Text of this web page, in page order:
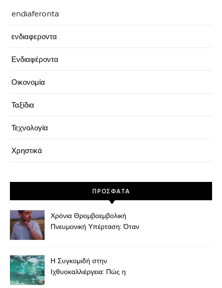
endiaferonta
ενδιαφεροντα
Ενδιαφέροντα
Οικονομία
Ταξίδια
Τεχνολογία
Χρηστικά
ΠΡΌΣΦΑΤΑ
Χρόνια Θρομβοεμβολική
Πνευμονική Υπέρταση: Όταν
Πρέπει να Θεωρείται
“Φυσιολογική”
Η Συγκομιδή στην
Ιχθυοκαλλιέργεια: Πώς η